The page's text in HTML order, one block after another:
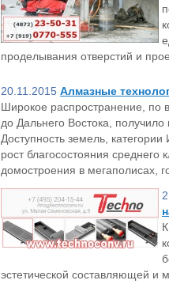
проделывания отверстий и
20.11.2015 Алмазные
Широкое распространение, по
до Дальнего Востока,
Доступность земель,
рост благосостояния среднего
домостроения в мегаполисах,
эстетической составляющей и